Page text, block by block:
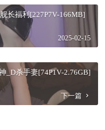
长福利[227P7V-166MB]
2025-02-15
_D杀手妻[74P1V-2.76GB]
下一篇